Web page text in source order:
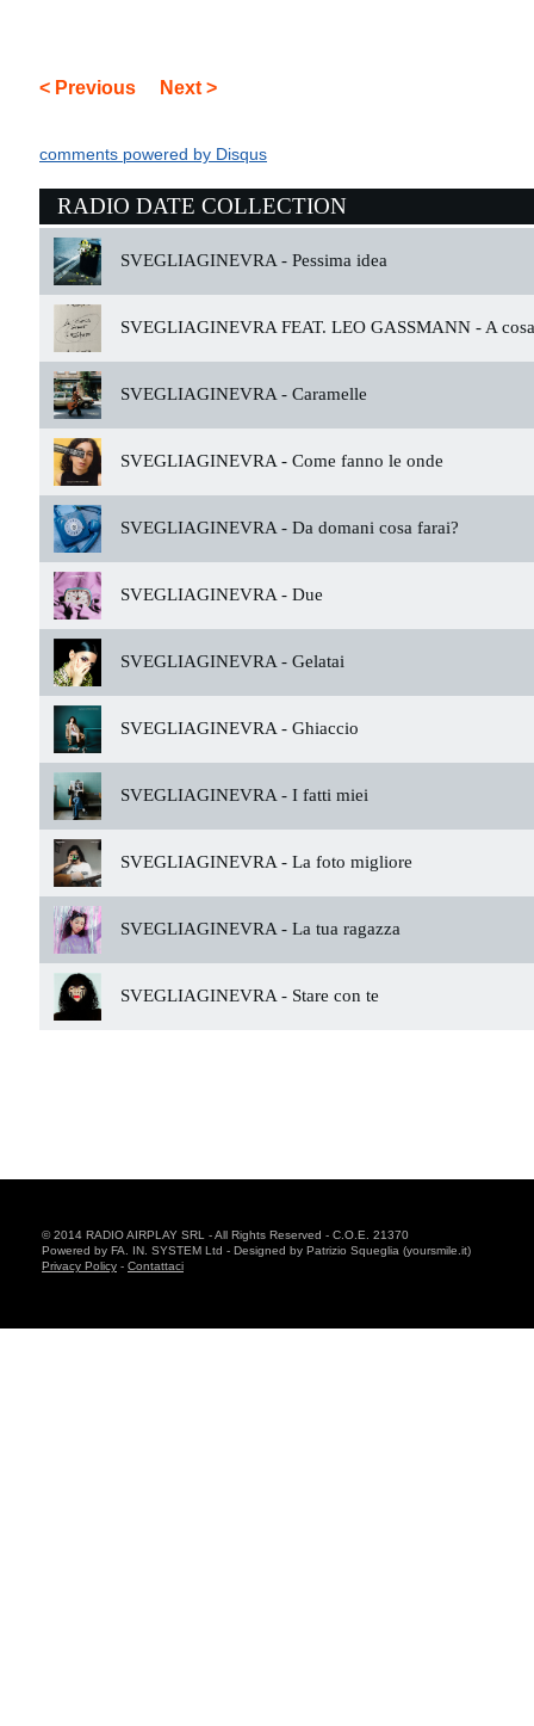
< Previous Next >
comments powered by Disqus
RADIO DATE COLLECTION
SVEGLIAGINEVRA - Pessima idea
SVEGLIAGINEVRA FEAT. LEO GASSMANN - A
SVEGLIAGINEVRA - Caramelle
SVEGLIAGINEVRA - Come fanno le onde
SVEGLIAGINEVRA - Da domani cosa farai?
SVEGLIAGINEVRA - Due
SVEGLIAGINEVRA - Gelatai
SVEGLIAGINEVRA - Ghiaccio
SVEGLIAGINEVRA - I fatti miei
SVEGLIAGINEVRA - La foto migliore
SVEGLIAGINEVRA - La tua ragazza
SVEGLIAGINEVRA - Stare con te
© 2014 RADIO AIRPLAY SRL - All Rights Reserved - C.O.E. 21370
Powered by FA. IN. SYSTEM Ltd - Designed by Patrizio Squeglia (yoursmile.it)
Privacy Policy - Contattaci